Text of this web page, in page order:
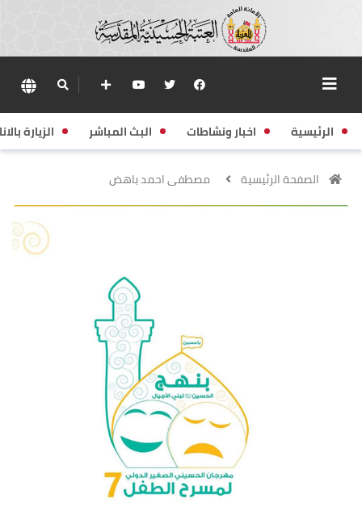
الرئيسية اخبار ونشاطات البث المباشر الزيارة
الصفحة الرئيسية مصطفى احمد باهض